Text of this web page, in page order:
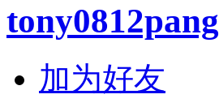
tony0812pang
加为好友